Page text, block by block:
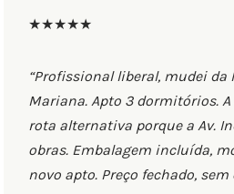
★★★★★
“Profissional liberal, mudei da
Mariana. Apto 3 dormitórios.
rota alternativa porque a Av.
obras. Embalagem incluída,
novo apto. Preço fechado, sem